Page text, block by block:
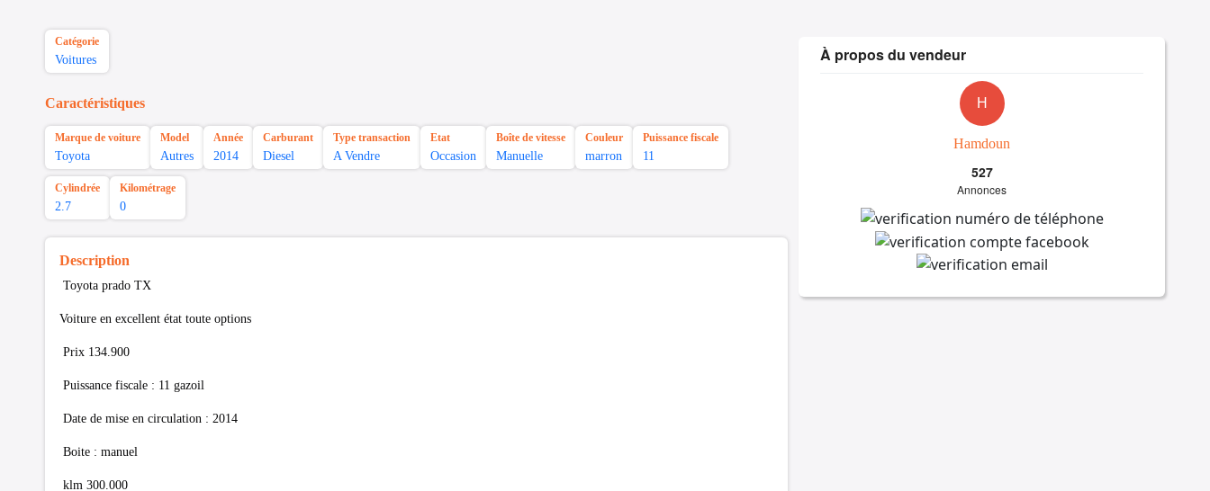
Catégorie
Voitures
Caractéristiques
Marque de voiture
Toyota
Model
Autres
Année
2014
Carburant
Diesel
Type transaction
A Vendre
Etat
Occasion
Boîte de vitesse
Manuelle
Couleur
marron
Puissance fiscale
11
Cylindrée
2.7
Kilométrage
0
Description
Toyota prado TX
Voiture en excellent état toute options
Prix 134.900
Puissance fiscale : 11 gazoil
Date de mise en circulation : 2014
Boite : manuel
klm 300.000
À propos du vendeur
H
Hamdoun
527
Annonces